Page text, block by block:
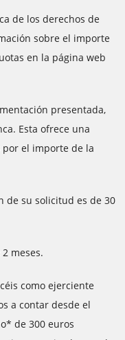
de los derechos de
sobre el importe
en la página web
presentada,
Esta ofrece una
el importe de la
de su solicitud es de 30
meses.
como ejerciente
a contar desde el
de 300 euros